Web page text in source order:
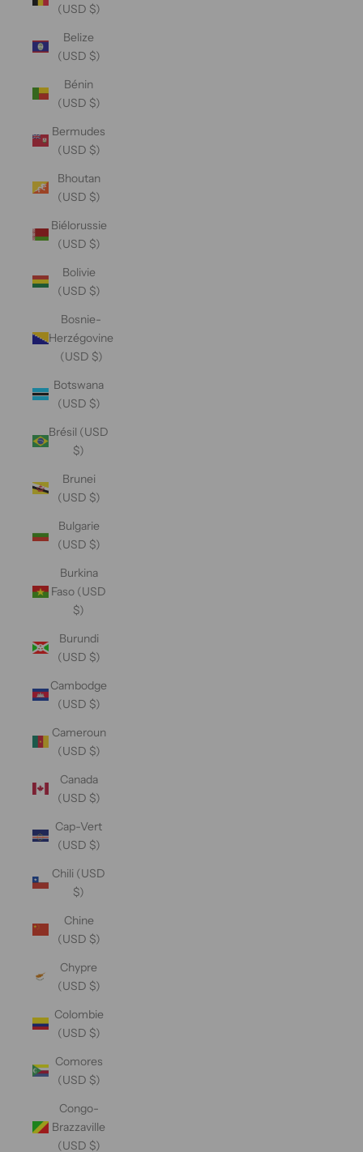
(USD $)
Belize
(USD $)
Bénin
(USD $)
Bermudes
(USD $)
Bhoutan
(USD $)
Biélorussie
(USD $)
Bolivie
(USD $)
Bosnie-
Herzégovine
(USD $)
Botswana
(USD $)
Brésil (USD
$)
Brunei
(USD $)
Bulgarie
(USD $)
Burkina
Faso (USD
$)
Burundi
(USD $)
Cambodge
(USD $)
Cameroun
(USD $)
Canada
(USD $)
Cap-Vert
(USD $)
Chili (USD
$)
Chine
(USD $)
Chypre
(USD $)
Colombie
(USD $)
Comores
(USD $)
Congo-
Brazzaville
(USD $)